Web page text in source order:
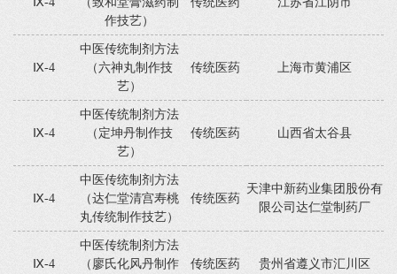
作技艺）
Ⅸ-4
中医传统制剂方法
（六神丸制作技
艺）
传统医药 上海市黄浦区
Ⅸ-4
中医传统制剂方法
（定坤丹制作技
艺）
传统医药 山西省太谷县
Ⅸ-4
中医传统制剂方法
（达仁堂清宫寿桃
丸传统制作技艺）
传统医药
天津中新药业集团股份有
限公司达仁堂制药厂
Ⅸ-4
中医传统制剂方法
（廖氏化风丹制作
传统医药 贵州省遵义市汇川区